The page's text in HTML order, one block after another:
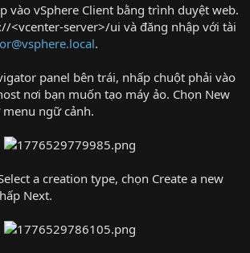
vào vSphere Client bằng trình duyệt web.
<vcenter-server>/ui và đăng nhập với tài
.
panel bên trái, nhấp chuột phải vào
nơi bạn muốn tạo máy ảo. Chọn New
ngữ cảnh.
a creation type, chọn Create a new
Next.